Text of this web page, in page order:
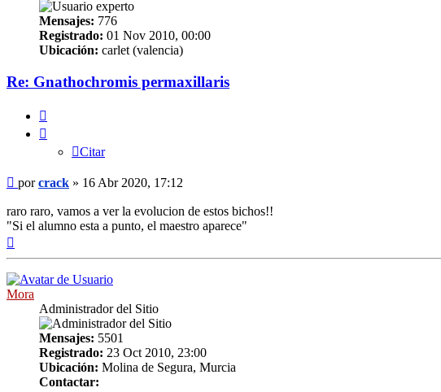
Mensajes: 776
Registrado: 01 Nov 2010, 00:00
Ubicación: carlet (valencia)
Re: Gnathochromis permaxillaris
Citar
Mensaje
porcrack » 16 Abr 2020, 17:12
raro raro, vamos a ver la evolucion de estos bichos!!
"Si el alumno esta a punto, el maestro aparece"
Mora
Administrador del Sitio
Mensajes: 5501
Registrado: 23 Oct 2010, 23:00
Ubicación: Molina de Segura, Murcia
Contactar: